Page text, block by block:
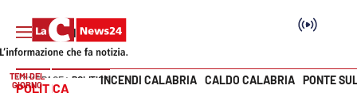
Vai
TEMI DEL
GIORNO
INCENDI CALABRIA CALDO CALABRIA PONTE
HOME PAGE POLITICA
POLITICA